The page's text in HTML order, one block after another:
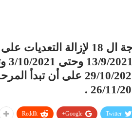
11/10/2021 وحتى 29/10/2021
Twitter
Google+
ReddIt